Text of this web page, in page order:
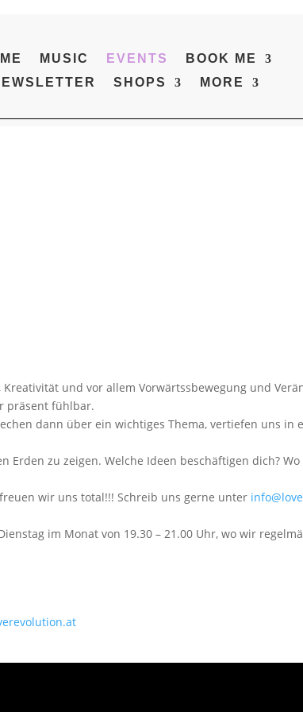
MUSIC EVENTS
BOOK ME
SHOPS MORE
und vor allem Vorwärtssbewegung und
präsent fühlbar.
dann über ein wichtiges Thema, vertiefen uns
zu zeigen. Welche Ideen beschäftigen dich?
wir uns total!!! Schreib uns gerne unter
im Monat von 19.30 – 21.00 Uhr, wo wir